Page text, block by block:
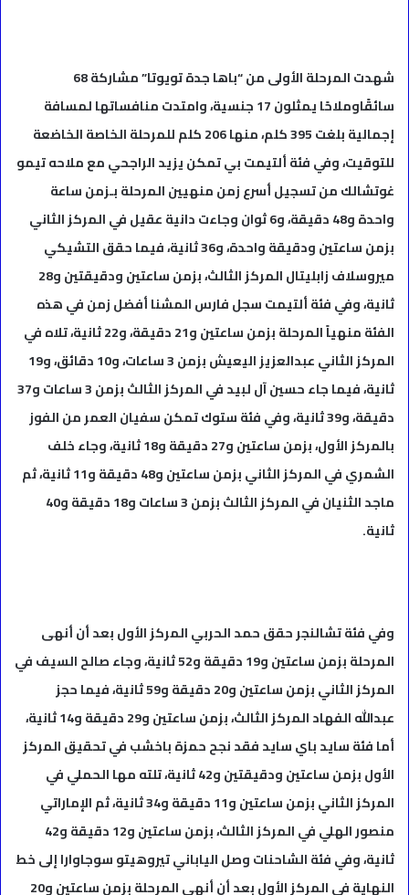
شهدت المرحلة الأولى من “باها جدة تويوتا” مشاركة 68
سائقًاوملاحًا يمثلون 17 جنسية، وامتدت منافساتها لمسافة
إجمالية بلغت 395 كلم، منها 206 كلم للمرحلة الخاصة الخاضعة
للتوقيت، وفي فئة ألتيمت بي تمكن يزيد الراجحي مع ملاحه تيمو
غوتشالك من تسجيل أسرع زمن منهيين المرحلة بـزمن ساعة
واحدة و48 دقيقة، و6 ثوان وجاءت دانية عقيل في المركز الثاني
بزمن ساعتين ودقيقة واحدة، و36 ثانية، فيما حقق التشيكي
ميروسلاف زابليتال المركز الثالث، بزمن ساعتين ودقيقتين و28
ثانية، وفي فئة ألتيمت سجل فارس المشنا أفضل زمن في هذه
الفئة منهياً المرحلة بزمن ساعتين و21 دقيقة، و22 ثانية، تلاه في
المركز الثاني عبدالعزيز اليعيش بزمن 3 ساعات، و10 دقائق، و19
ثانية، فيما جاء حسين آل لبيد في المركز الثالث بزمن 3 ساعات و37
دقيقة، و39 ثانية، وفي فئة ستوك تمكن سفيان العمر من الفوز
بالمركز الأول، بزمن ساعتين و27 دقيقة و18 ثانية، وجاء خلف
الشمري في المركز الثاني بزمن ساعتين و48 دقيقة و11 ثانية، ثم
ماجد الثنيان في المركز الثالث بزمن 3 ساعات و18 دقيقة و40
ثانية.
وفي فئة تشالنجر حقق حمد الحربي المركز الأول بعد أن أنهى
المرحلة بزمن ساعتين و19 دقيقة و52 ثانية، وجاء صالح السيف في
المركز الثاني بزمن ساعتين و20 دقيقة و59 ثانية، فيما حجز
عبدالله الفهاد المركز الثالث، بزمن ساعتين و29 دقيقة و14 ثانية،
أما فئة سايد باي سايد فقد نجح حمزة باخشب في تحقيق المركز
الأول بزمن ساعتين ودقيقتين و42 ثانية، تلته مها الحملي في
المركز الثاني بزمن ساعتين و11 دقيقة و34 ثانية، ثم الإماراتي
منصور الهلي في المركز الثالث، بزمن ساعتين و12 دقيقة و42
ثانية، وفي فئة الشاحنات وصل الياباني تيروهيتو سوجاوارا إلى خط
النهاية في المركز الأول بعد أن أنهى المرحلة بزمن ساعتين و20